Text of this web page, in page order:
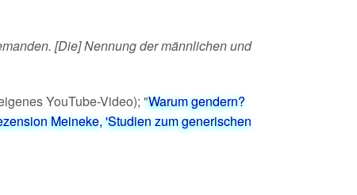
[Die] Nennung der männlichen und
YouTube-Video); "Warum gendern?
Meineke, 'Studien zum generischen